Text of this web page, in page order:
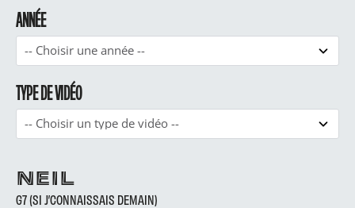
ANNÉE
TYPE DE VIDÉO
NEIL
G7 (SI J’CONNAISSAIS DEMAIN)